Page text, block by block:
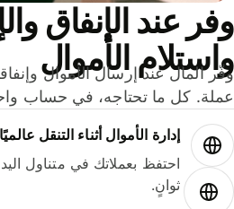
عند الإنفاق
الأموال
كل ما تحتاجه، في حساب
إدارة الأموال أثناء التنقل عالميًا.
احتفظ بعملاتك في متناول
ثوانٍ.